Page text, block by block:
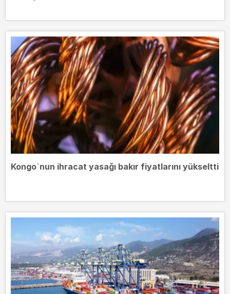
Kongo`nun ihracat yasağı bakır fiyatlarını yükseltti